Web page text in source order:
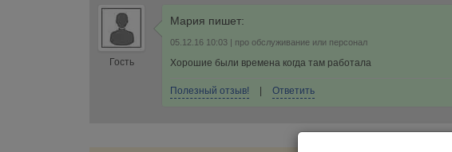
Гость
Мария пишет:
05.12.16 10:03 | про обслуживание или персонал
Хорошие были времена когда там работала
Полезный отзыв! Ответить